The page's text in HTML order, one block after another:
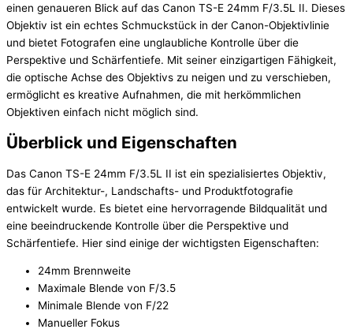
einen genaueren Blick auf das Canon TS-E 24mm F/3.5L II. Dieses
Objektiv ist ein echtes Schmuckstück in der Canon-Objektivlinie
und bietet Fotografen eine unglaubliche Kontrolle über die
Perspektive und Schärfentiefe. Mit seiner einzigartigen Fähigkeit,
die optische Achse des Objektivs zu neigen und zu verschieben,
ermöglicht es kreative Aufnahmen, die mit herkömmlichen
Objektiven einfach nicht möglich sind.
Überblick und Eigenschaften
Das Canon TS-E 24mm F/3.5L II ist ein spezialisiertes Objektiv,
das für Architektur-, Landschafts- und Produktfotografie
entwickelt wurde. Es bietet eine hervorragende Bildqualität und
eine beeindruckende Kontrolle über die Perspektive und
Schärfentiefe. Hier sind einige der wichtigsten Eigenschaften:
24mm Brennweite
Maximale Blende von F/3.5
Minimale Blende von F/22
Manueller Fokus